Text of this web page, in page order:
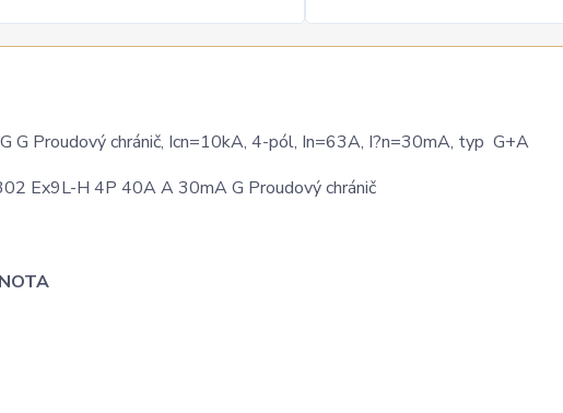
Proudový chránič, Icn=10kA, 4-pól, In=63A, I?n=30mA, typ G+A